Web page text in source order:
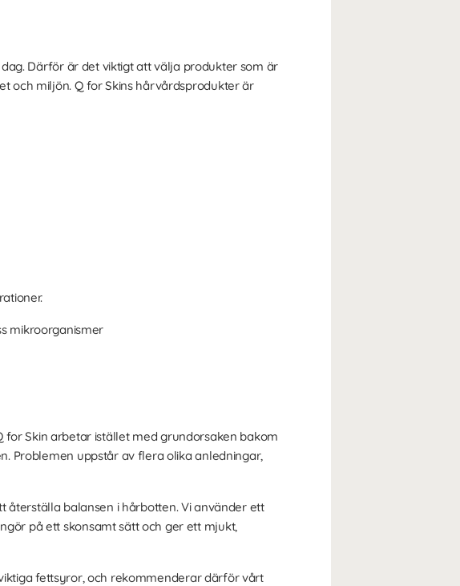
Därför är det viktigt att välja produkter som är
och miljön. Q for Skins hårvårdsprodukter är
mikroorganismer
Skin arbetar istället med grundorsaken bakom
Problemen uppstår av flera olika anledningar,
återställa balansen i hårbotten. Vi använder ett
på ett skonsamt sätt och ger ett mjukt,
fettsyror, och rekommenderar därför vårt